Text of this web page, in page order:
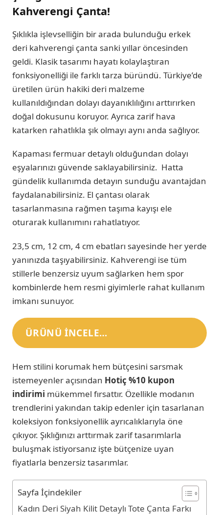
Kahverengi Çanta!
Şıklıkla işlevselliğin bir arada bulunduğu erkek
deri kahverengi çanta sanki yıllar öncesinden
geldi. Klasik tasarımı hayatı kolaylaştıran
fonksiyonelliği ile farklı tarza büründü. Türkiye’de
üretilen ürün hakiki deri malzeme
kullanıldığından dolayı dayanıklılığını arttırırken
doğal dokusunu koruyor. Ayrıca zarif hava
katarken rahatlıkla şık olmayı aynı anda sağlıyor.
Kapaması fermuar detaylı olduğundan dolayı
eşyalarınızı güvende saklayabilirsiniz. Hatta
gündelik kullanımda detayın sunduğu avantajdan
faydalanabilirsiniz. El çantası olarak
tasarlanmasına rağmen taşıma kayışı ele
oturarak kullanımını rahatlatıyor.
23,5 cm, 12 cm, 4 cm ebatları sayesinde her yerde
yanınızda taşıyabilirsiniz. Kahverengi ise tüm
stillerle benzersiz uyum sağlarken hem spor
kombinlerde hem resmi giyimlerle rahat kullanım
imkanı sunuyor.
ÜRÜNÜ INCELE…
Hem stilini korumak hem bütçesini sarsmak
istemeyenler açısından Hotiç %10 kupon
indirimi mükemmel fırsattır. Özellikle modanın
trendlerini yakından takip edenler için tasarlanan
koleksiyon fonksiyonellik ayrıcalıklarıyla öne
çıkıyor. Şıklığınızı arttırmak zarif tasarımlarla
buluşmak istiyorsanız işte bütçenize uyan
fiyatlarla benzersiz tasarımlar.
Sayfa İçindekiler
Kadın Deri Siyah Kilit Detaylı Tote Çanta Farkı